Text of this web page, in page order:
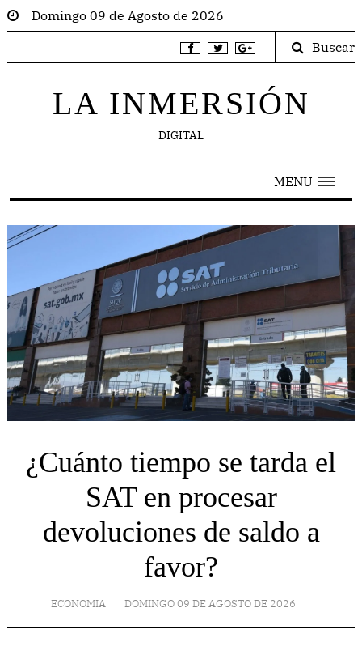
Domingo 09 de Agosto de 2026
Buscar
LA INMERSIÓN
DIGITAL
MENU
¿Cuánto tiempo se tarda el
SAT en procesar
devoluciones de saldo a
favor?
ECONOMIA DOMINGO 09 DE AGOSTO DE 2026